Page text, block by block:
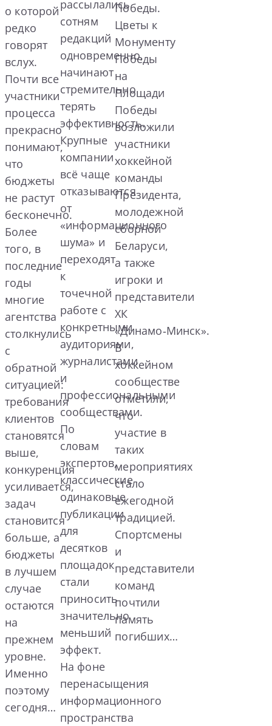
о которой
редко
говорят
вслух.
Почти все
участники
процесса
прекрасно
понимают,
что
бюджеты
не растут
бесконечно.
Более
того, в
последние
годы
многие
агентства
столкнулись
с
обратной
ситуацией:
требования
клиентов
становятся
выше,
конкуренция
усиливается,
задач
становится
больше, а
бюджеты
в лучшем
случае
остаются
на
прежнем
уровне.
Именно
поэтому
сегодня…
рассылались
сотням
редакций
одновременно,
начинают
стремительно
терять
эффективность.
Крупные
компании
всё чаще
отказываются
от
«информационного
шума» и
переходят
к
точечной
работе с
конкретными
аудиториями,
журналистами
и
профессиональными
сообществами.
По
словам
экспертов,
классические
одинаковые
публикации
для
десятков
площадок
стали
приносить
значительно
меньший
эффект.
На фоне
перенасыщения
информационного
пространства
Победы.
Цветы к
Монументу
Победы
на
Площади
Победы
возложили
участники
хоккейной
команды
Президента,
молодежной
сборной
Беларуси,
а также
игроки и
представители
ХК
«Динамо‑Минск».
В
хоккейном
сообществе
отметили,
что
участие в
таких
мероприятиях
стало
ежегодной
традицией.
Спортсмены
и
представители
команд
почтили
память
погибших…